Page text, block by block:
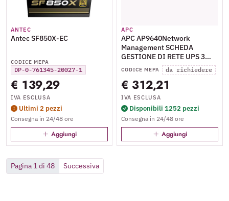
ANTEC
Antec SF850X-EC
CODICE MEPA
DP-0-761345-20027-1
€ 139,29
IVA ESCLUSA
Ultimi 2 pezzi
Consegna in 24/48 ore
Aggiungi
APC
APC AP9640Network
Management SCHEDA
GESTIONE DI RETE UPS 3
CON L'ARRESTO DELLA RETE
POWERCHUTE INTERFACCIA
HOST SMARTSLOT
CODICE MEPA da richiedere
€ 312,21
IVA ESCLUSA
Disponibili 1252 pezzi
Consegna in 24/48 ore
Aggiungi
Pagina 1 di 48 Successiva